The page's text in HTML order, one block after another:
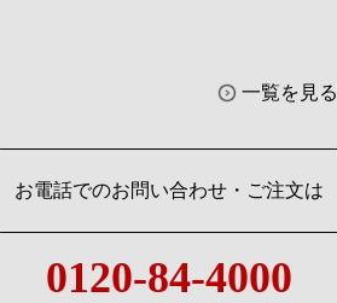
一覧を見る
お電話でのお問い合わせ・ご注文は
0120-84-4000